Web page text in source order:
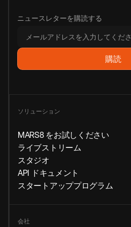
ニュースレターを購読する
ソリューション
MARS8 をお試しください
ライブストリーム
スタジオ
API ドキュメント
スタートアッププログラム
会社